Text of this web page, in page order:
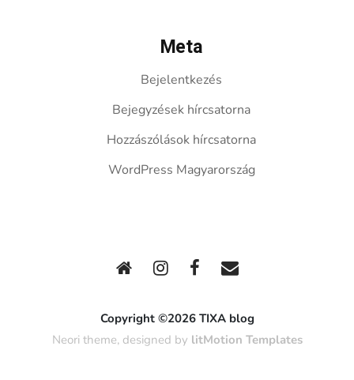
Meta
Bejelentkezés
Bejegyzések hírcsatorna
Hozzászólások hírcsatorna
WordPress Magyarország
Copyright ©2026 TIXA blog
Neori theme, designed by litMotion Templates